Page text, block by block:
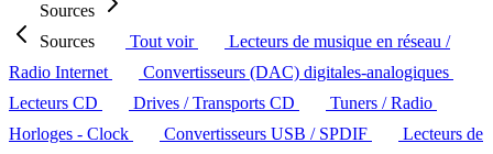
Sources
Sources
Tout voir
Lecteurs de musique en réseau /
Radio Internet
Convertisseurs (DAC) digitales-analogiques
Lecteurs CD
Drives / Transports CD
Tuners / Radio
Horloges - Clock
Convertisseurs USB / SPDIF
Lecteurs de